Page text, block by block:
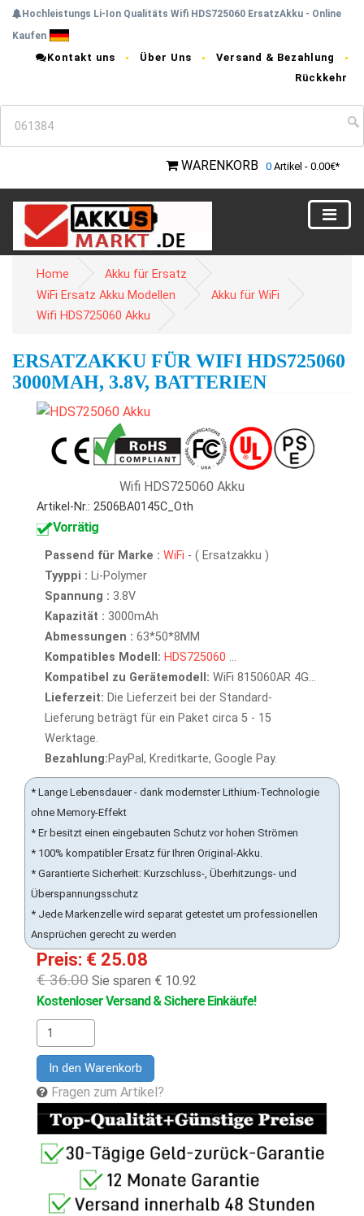
Hochleistungs Li-Ion Qualitäts Wifi HDS725060 ErsatzAkku - Online
Kaufen
Kontakt uns Über Uns
Versand & Bezahlung
Rückkehr
WARENKORB 0 Artikel - 0.00€*
Home
Akku für Ersatz
WiFi Ersatz Akku Modellen
Akku für WiFi
Wifi HDS725060 Akku
ERSATZAKKU FÜR WIFI HDS725060
3000MAH, 3.8V, BATTERIEN
Wifi HDS725060 Akku
Artikel-Nr.: 2506BA0145C_Oth
Vorrätig
Passend für Marke : WiFi - ( Ersatzakku )
Tyyppi : Li-Polymer
Spannung : 3.8V
Kapazität : 3000mAh
Abmessungen : 63*50*8MM
Kompatibles Modell: HDS725060 ...
Kompatibel zu Gerätemodell: WiFi 815060AR 4G...
Lieferzeit: Die Lieferzeit bei der Standard-
Lieferung beträgt für ein Paket circa 5 - 15
Werktage.
Bezahlung:PayPal, Kreditkarte, Google Pay.
* Lange Lebensdauer - dank modernster Lithium-Technologie
ohne Memory-Effekt
* Er besitzt einen eingebauten Schutz vor hohen Strömen
* 100% kompatibler Ersatz für Ihren Original-Akku.
* Garantierte Sicherheit: Kurzschluss-, Überhitzungs- und
Überspannungsschutz
* Jede Markenzelle wird separat getestet um professionellen
Ansprüchen gerecht zu werden
Preis: € 25.08
€ 36.00 Sie sparen € 10.92
Kostenloser Versand & Sichere Einkäufe!
In den Warenkorb
Fragen zum Artikel?